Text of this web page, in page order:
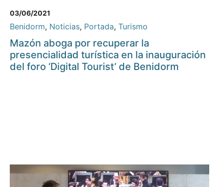
03/06/2021
Benidorm, Noticias, Portada, Turismo
Mazón aboga por recuperar la
presencialidad turística en la inauguración
del foro ‘Digital Tourist’ de Benidorm